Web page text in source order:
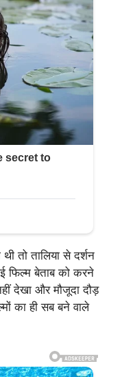
तो तालिया से दर्शन
बेताब को करने
देखा और मौजूदा दौड़
का ही सब बने वाले